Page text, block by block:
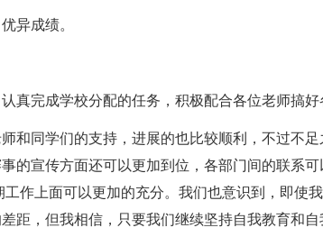
异成绩。
完成学校分配的任务，积极配合各位老师搞好
同学们的支持，进展的也比较顺利，不过不足
的宣传方面还可以更加到位，各部门间的联系可
作上面可以更加的充分。我们也意识到，即使
距，但我相信，只要我们继续坚持自我教育和自